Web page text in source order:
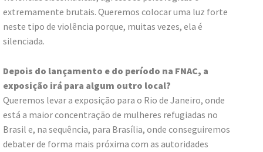
extremamente brutais. Queremos colocar uma luz forte
neste tipo de violência porque, muitas vezes, ela é
silenciada.
Depois do lançamento e do período na FNAC, a
exposição irá para algum outro local?
Queremos levar a exposição para o Rio de Janeiro, onde
está a maior concentração de mulheres refugiadas no
Brasil e, na sequência, para Brasília, onde conseguiremos
debater de forma mais próxima com as autoridades